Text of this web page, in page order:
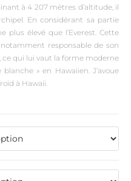
à 4 207 mètres d’altitude, il
En considérant sa partie
plus élevé que l’Everest. Cette
responsable de son
qui lui vaut la forme moderne
» en Hawaiien. J’avoue
à Hawaii.